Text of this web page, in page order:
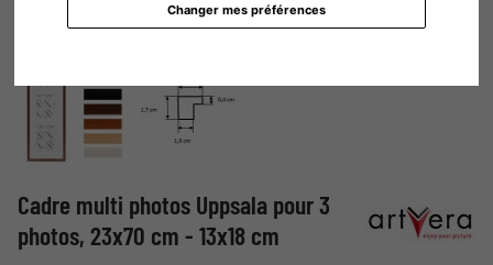
Changer mes préférences
Cadre multi photos Uppsala pour 3
photos, 23x70 cm - 13x18 cm